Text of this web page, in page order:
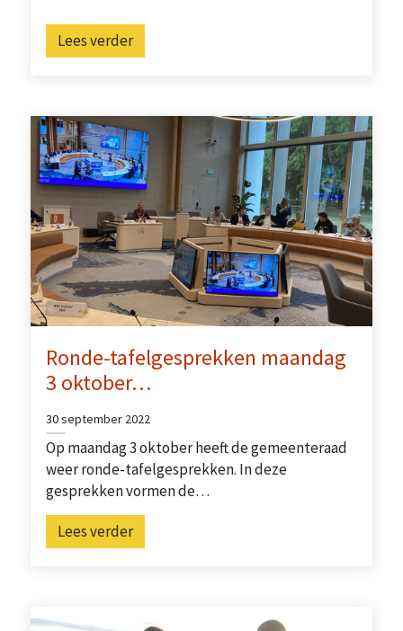
Lees verder
Ronde-tafelgesprekken maandag
3 oktober…
30 september 2022
Op maandag 3 oktober heeft de gemeenteraad
weer ronde-tafelgesprekken. In deze
gesprekken vormen de…
Lees verder